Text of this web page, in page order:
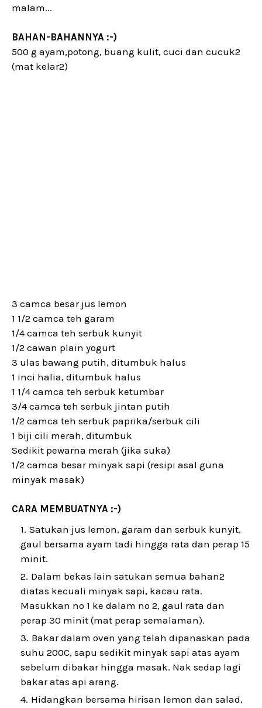
malam...
BAHAN-BAHANNYA :-)
500 g ayam,potong, buang kulit, cuci dan cucuk2
(mat kelar2)
3 camca besar jus lemon
1 1/2 camca teh garam
1/4 camca teh serbuk kunyit
1/2 cawan plain yogurt
3 ulas bawang putih, ditumbuk halus
1 inci halia, ditumbuk halus
1 1/4 camca teh serbuk ketumbar
3/4 camca teh serbuk jintan putih
1/2 camca teh serbuk paprika/serbuk cili
1 biji cili merah, ditumbuk
Sedikit pewarna merah (jika suka)
1/2 camca besar minyak sapi (resipi asal guna
minyak masak)
CARA MEMBUATNYA :-)
Satukan jus lemon, garam dan serbuk kunyit,
gaul bersama ayam tadi hingga rata dan perap 15
minit.
Dalam bekas lain satukan semua bahan2
diatas kecuali minyak sapi, kacau rata.
Masukkan no 1 ke dalam no 2, gaul rata dan
perap 30 minit (mat perap semalaman).
Bakar dalam oven yang telah dipanaskan pada
suhu 200C, sapu sedikit minyak sapi atas ayam
sebelum dibakar hingga masak. Nak sedap lagi
bakar atas api arang.
Hidangkan bersama hirisan lemon dan salad,